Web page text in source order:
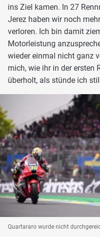
ins Ziel kamen. In 27
Jerez haben wir noch
verloren. Ich bin damit
Motorleistung
wieder einmal nicht ganz
mich, wie ihr in der ersten
überholt, als stünde ich
Quartararo wurde nicht